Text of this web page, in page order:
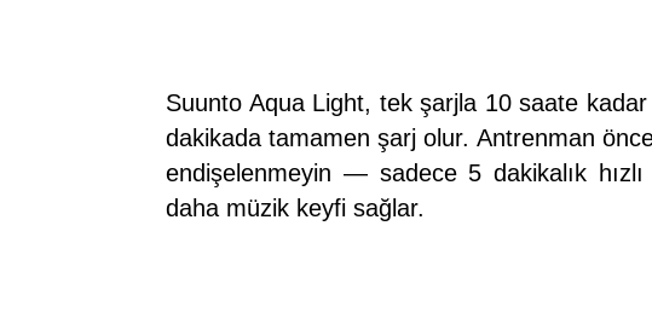
Suunto Aqua Light, tek şarjla 10 saate
dakikada tamamen şarj olur. Antrenman
endişelenmeyin — sadece 5 dakikalık
daha müzik keyfi sağlar.